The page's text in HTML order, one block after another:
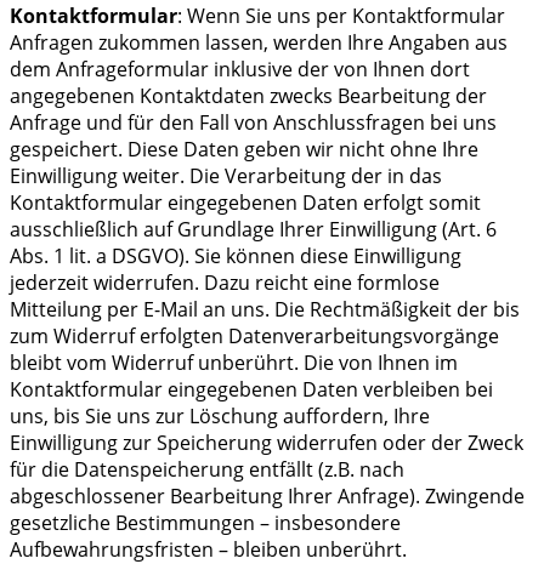
Kontaktformular: Wenn Sie uns per Kontaktformular
Anfragen zukommen lassen, werden Ihre Angaben aus
dem Anfrageformular inklusive der von Ihnen dort
angegebenen Kontaktdaten zwecks Bearbeitung der
Anfrage und für den Fall von Anschlussfragen bei uns
gespeichert. Diese Daten geben wir nicht ohne Ihre
Einwilligung weiter. Die Verarbeitung der in das
Kontaktformular eingegebenen Daten erfolgt somit
ausschließlich auf Grundlage Ihrer Einwilligung (Art. 6
Abs. 1 lit. a DSGVO). Sie können diese Einwilligung
jederzeit widerrufen. Dazu reicht eine formlose
Mitteilung per E-Mail an uns. Die Rechtmäßigkeit der bis
zum Widerruf erfolgten Datenverarbeitungsvorgänge
bleibt vom Widerruf unberührt. Die von Ihnen im
Kontaktformular eingegebenen Daten verbleiben bei
uns, bis Sie uns zur Löschung auffordern, Ihre
Einwilligung zur Speicherung widerrufen oder der Zweck
für die Datenspeicherung entfällt (z.B. nach
abgeschlossener Bearbeitung Ihrer Anfrage). Zwingende
gesetzliche Bestimmungen – insbesondere
Aufbewahrungsfristen – bleiben unberührt.